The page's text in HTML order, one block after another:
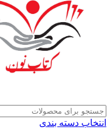
انتخاب دسته بندی